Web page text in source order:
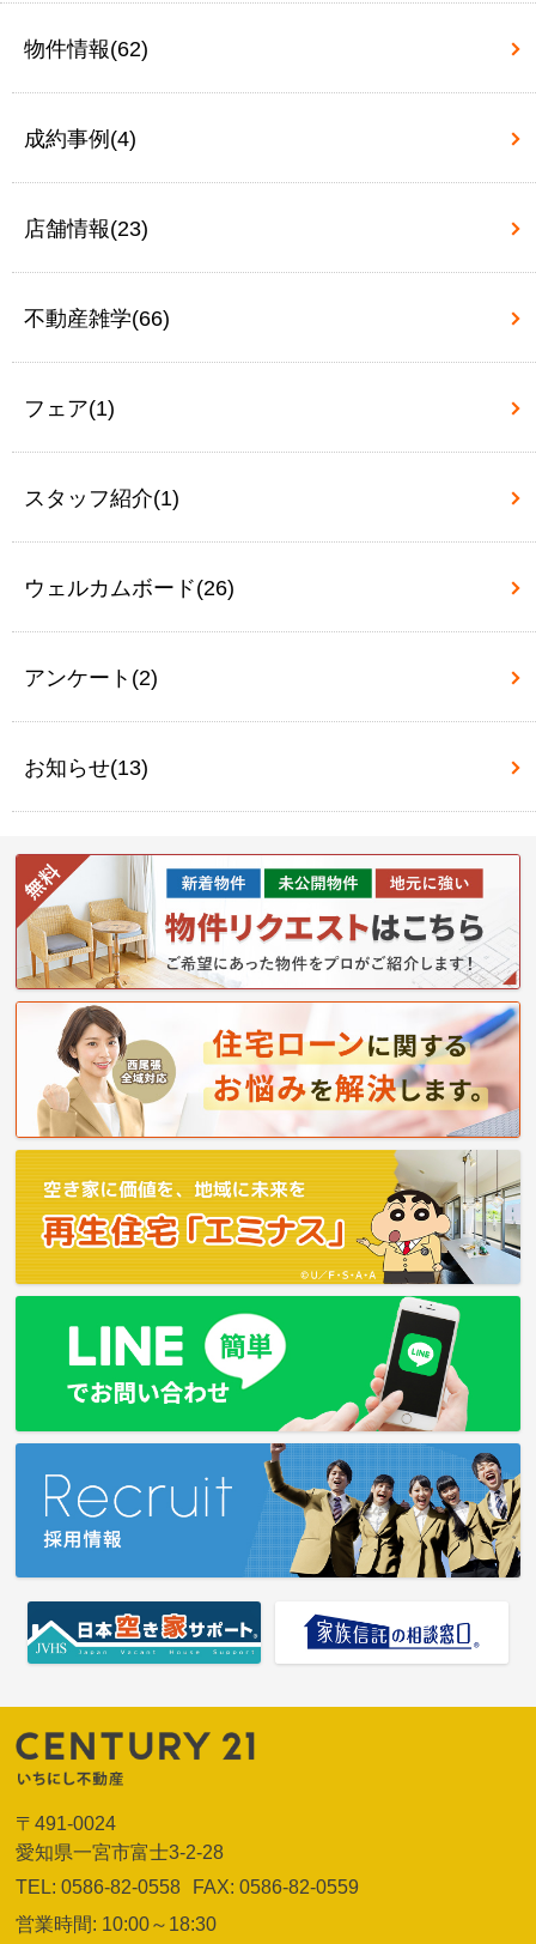
物件情報(62)
成約事例(4)
店舗情報(23)
不動産雑学(66)
フェア(1)
スタッフ紹介(1)
ウェルカムボード(26)
アンケート(2)
お知らせ(13)
〒491-0024
愛知県一宮市富士3-2-28
TEL: 0586-82-0558
FAX: 0586-82-0559
営業時間: 10:00～18:30